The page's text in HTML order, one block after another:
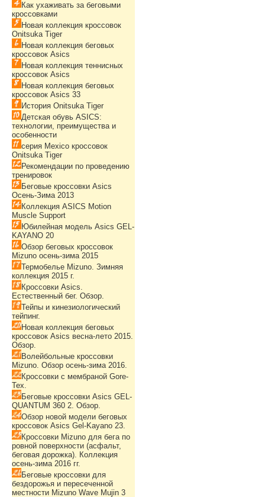
Как ухаживать за беговыми
кроссовками
Новая коллекция кроссовок
Onitsuka Tiger
Новая коллекция беговых
кроссовок Asics
Новая коллекция теннисных
кроссовок Asics
Новая коллекция беговых
кроссовок Asics 33
История Onitsuka Tiger
Детская обувь ASICS:
технологии, преимущества и
особенности
серия Mexico кроссовок
Onitsuka Tiger
Рекомендации по проведению
тренировок
Беговые кроссовки Asics
Осень-Зима 2013
Коллекция ASICS Motion
Muscle Support
Юбилейная модель Asics GEL-
KAYANO 20
Обзор беговых кроссовок
Mizuno осень-зима 2015
Термобелье Mizuno. Зимняя
коллекция 2015 г.
Кроссовки Asics.
Естественный бег. Обзор.
Тейпы и кинезиологический
тейпинг.
Новая коллекция беговых
кроссовок Asics весна-лето 2015.
Обзор.
Волейбольные кроссовки
Mizuno. Обзор осень-зима 2016.
Кроссовки с мембраной Gore-
Tex.
Беговые кроссовки Asics GEL-
QUANTUM 360 2. Обзор.
Обзор новой модели беговых
кроссовок Asics Gel-Kayano 23.
Кроссовки Mizuno для бега по
ровной поверхности (асфальт,
беговая дорожка). Коллекция
осень-зима 2016 гг.
Беговые кроссовки для
бездорожья и пересеченной
местности Mizuno Wave Mujin 3